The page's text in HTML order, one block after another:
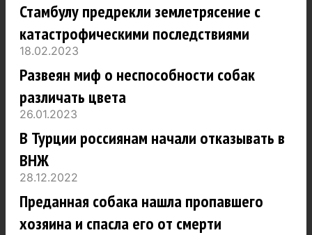
Стамбулу предрекли землетрясение с
катастрофическими последствиями
18.02.2023
Развеян миф о неспособности собак
различать цвета
26.01.2023
В Турции россиянам начали отказывать в
ВНЖ
28.12.2022
Преданная собака нашла пропавшего
хозяина и спасла его от смерти